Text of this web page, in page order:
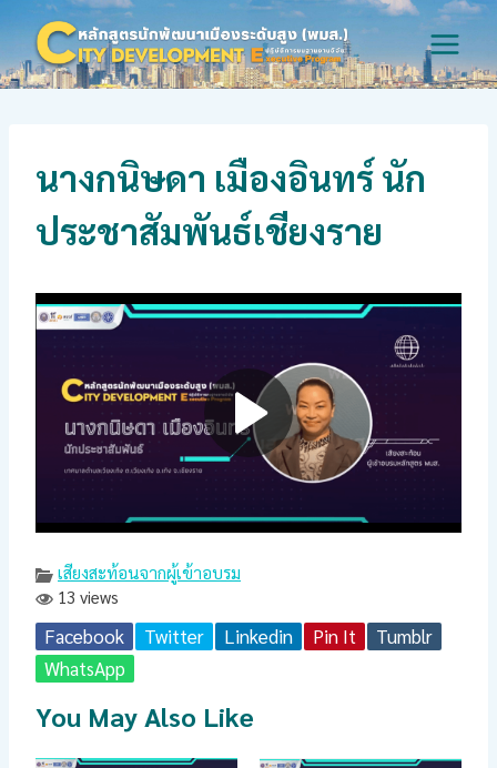
content
นางกนิษดา เมืองอินทร์ นัก
ประชาสัมพันธ์เชียงราย
เสียงสะท้อนจากผู้เข้าอบรม
13 views
Facebook Twitter Linkedin Pin It
Tumblr
WhatsApp
You May Also Like